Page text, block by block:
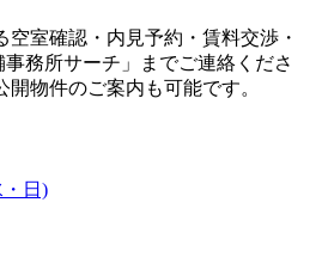
空室確認・内見予約・賃料交渉・
務所サーチ」までご連絡くださ
物件のご案内も可能です。
・日)